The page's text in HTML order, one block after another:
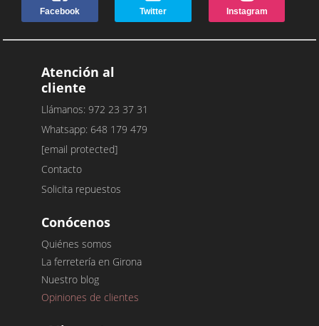
Facebook Twitter Instagram
Atención al
cliente
Llámanos: 972 23 37 31
Whatsapp: 648 179 479
[email protected]
Contacto
Solicita repuestos
Conócenos
Quiénes somos
La ferretería en Girona
Nuestro blog
Opiniones de clientes